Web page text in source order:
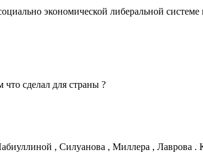
экономической либеральной
сделал для страны ?
, Силуанова , Миллера , Лаврова .